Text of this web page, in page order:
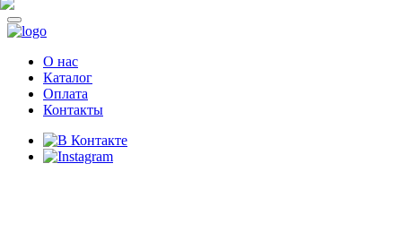
О нас
Каталог
Оплата
Контакты